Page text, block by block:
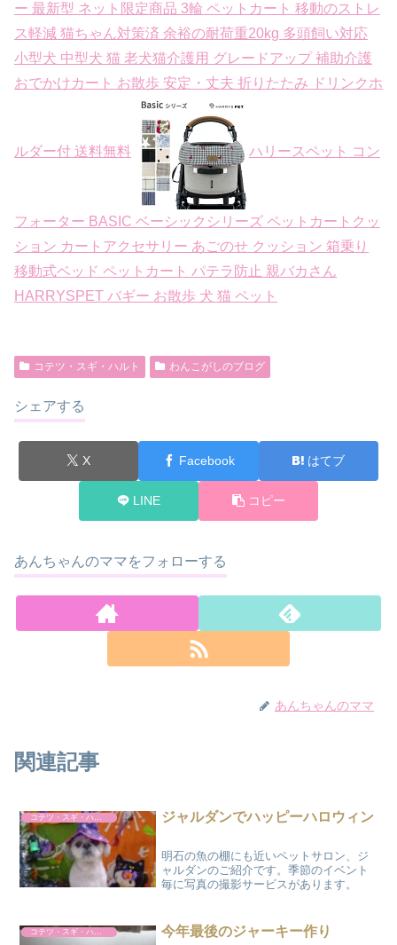
ー 最新型 ネット限定商品 3輪 ペットカート 移動のストレ
ス軽減 猫ちゃん対策済 余裕の耐荷重20kg 多頭飼い対応
小型犬 中型犬 猫 老犬猫介護用 グレードアップ 補助介護
おでかけカート お散歩 安定・丈夫 折りたたみ ドリンクホ
ルダー付 送料無料 ハリースペット コン
フォーター BASIC ベーシックシリーズ ペットカートクッ
ション カートアクセサリー あごのせ クッション 箱乗り
移動式ベッド ペットカート パテラ防止 親バカさん
HARRYSPET バギー お散歩 犬 猫 ペット
コテツ・スギ・ハルト わんこがしのブログ
シェアする
X Facebook はてブ
LINE コピー
あんちゃんのママをフォローする
あんちゃんのママ
関連記事
ジャルダンでハッピーハロウィン
明石の魚の棚にも近いペットサロン、ジ
ャルダンのご紹介です。季節のイベント
毎に写真の撮影サービスがあります。
今年最後のジャーキー作り